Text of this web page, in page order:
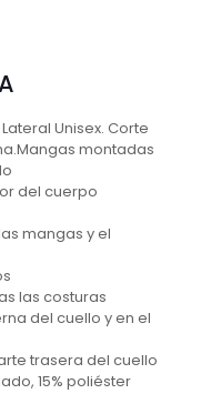
Unisex. Corte
montadas
del cuerpo
mangas y el
las costuras
del cuello y en el
trasera del cuello
15% poliéster